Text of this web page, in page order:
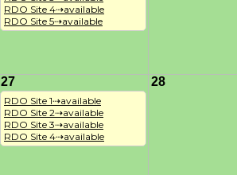
RDO Site 4⇢available
RDO Site 5⇢available
27
RDO Site 1⇢available
RDO Site 2⇢available
RDO Site 3⇢available
RDO Site 4⇢available
28